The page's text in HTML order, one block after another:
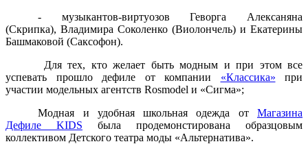
- музыкантов-виртуозов Геворга Алексаняна
(Скрипка), Владимира Соколенко (Виолончель) и Екатерины
Башмаковой (Саксофон).
Для тех, кто желает быть модным и при этом все
успевать прошло дефиле от компании «Классика» при
участии модельных агентств Rosmodel и «Сигма»;
Модная и удобная школьная одежда от Магазина
Дефиле KIDS была продемонстирована образцовым
коллективом Детского театра моды «Альтернатива».